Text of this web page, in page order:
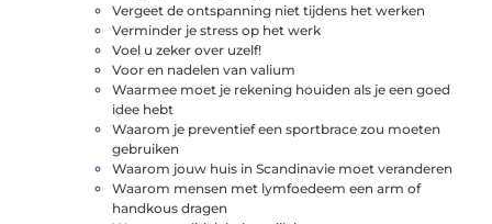
Vergeet de ontspanning niet tijdens het werken
Verminder je stress op het werk
Voel u zeker over uzelf!
Voor en nadelen van valium
Waarmee moet je rekening houiden als je een goed
idee hebt
Waarom je preventief een sportbrace zou moeten
gebruiken
Waarom jouw huis in Scandinavie moet veranderen
Waarom mensen met lymfoedeem een arm of
handkous dragen